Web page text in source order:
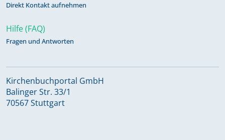
Direkt Kontakt aufnehmen
Hilfe (FAQ)
Fragen und Antworten
Kirchenbuchportal GmbH
Balinger Str. 33/1
70567 Stuttgart